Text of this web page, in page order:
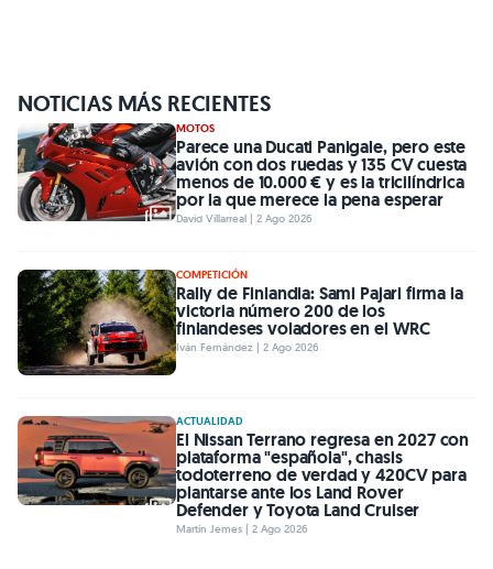
NOTICIAS MÁS RECIENTES
MOTOS
Parece una Ducati Panigale, pero este
avión con dos ruedas y 135 CV cuesta
menos de 10.000 € y es la tricilíndrica
por la que merece la pena esperar
David Villarreal | 2 Ago 2026
COMPETICIÓN
Rally de Finlandia: Sami Pajari firma la
victoria número 200 de los
finlandeses voladores en el WRC
Iván Fernández | 2 Ago 2026
ACTUALIDAD
El Nissan Terrano regresa en 2027 con
plataforma "española", chasis
todoterreno de verdad y 420CV para
plantarse ante los Land Rover
Defender y Toyota Land Cruiser
Martín Jemes | 2 Ago 2026